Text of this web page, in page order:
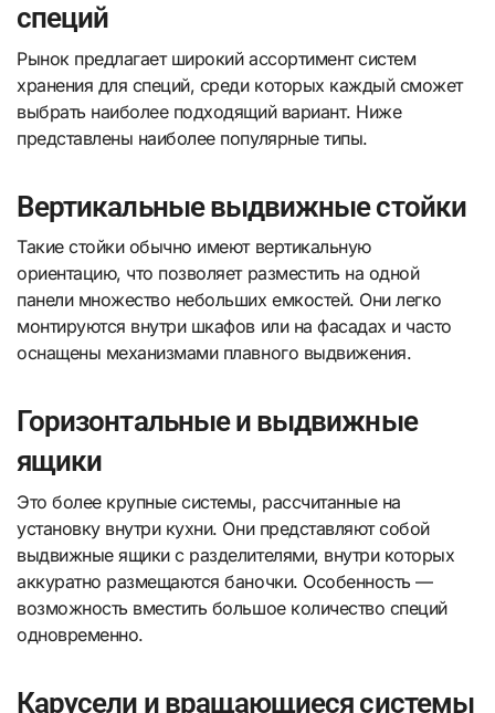
специй
Рынок предлагает широкий ассортимент систем
хранения для специй, среди которых каждый сможет
выбрать наиболее подходящий вариант. Ниже
представлены наиболее популярные типы.
Вертикальные выдвижные стойки
Такие стойки обычно имеют вертикальную
ориентацию, что позволяет разместить на одной
панели множество небольших емкостей. Они легко
монтируются внутри шкафов или на фасадах и часто
оснащены механизмами плавного выдвижения.
Горизонтальные и выдвижные
ящики
Это более крупные системы, рассчитанные на
установку внутри кухни. Они представляют собой
выдвижные ящики с разделителями, внутри которых
аккуратно размещаются баночки. Особенность —
возможность вместить большое количество специй
одновременно.
Карусели и вращающиеся системы